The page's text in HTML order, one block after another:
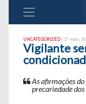
UNCATEGORIZED| 17 maio,
Vigilante
As afirmações
precariedade